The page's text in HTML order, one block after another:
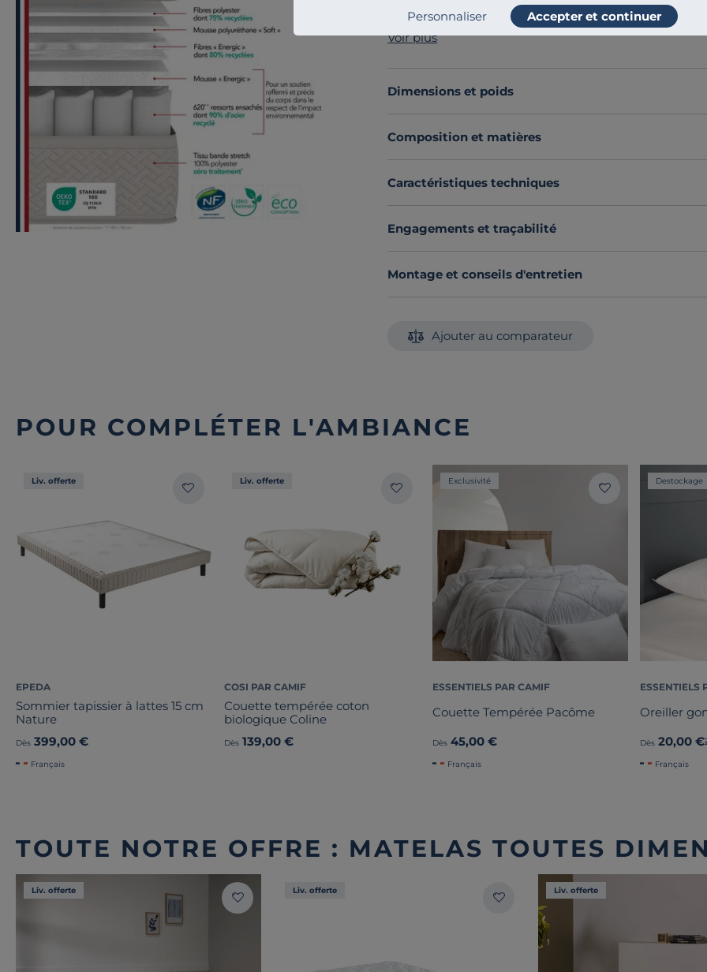
Personnaliser Accepter et continuer
réparateur nuit après nuit.
ressorts ensachés, composée de90%
couchage et une aération optimale du matelas.
assure un maintien précis du corps, tout en
Des garnissages pensés pour chaque saison
Voir plus
Dimensions et poids
Composition et matières
Caractéristiques techniques
Engagements et traçabilité
Montage et conseils d'entretien
Ajouter au comparateur
POUR COMPLÉTER L'AMBIANCE
Liv. offerte
EPEDA
Sommier tapissier à lattes 15 cm
Nature
Dès 399,00 €
Français
Liv. offerte
COSI PAR CAMIF
Couette tempérée coton
biologique Coline
Dès 139,00 €
Exclusivité
ESSENTIELS PAR CAMIF
Couette Tempérée Pacôme
Dès 45,00 €
Français
Destockage
ESSENTIELS
Oreiller
Dès 20,00 €
Français
TOUTE NOTRE OFFRE : MATELAS TOUTES
Liv. offerte Liv. offerte Liv. offerte